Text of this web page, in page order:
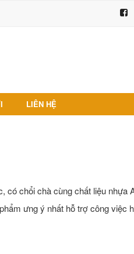
LIÊN HỆ
có chổi chà cùng chất liệu nhựa
ưng ý nhất hỗ trợ công việc